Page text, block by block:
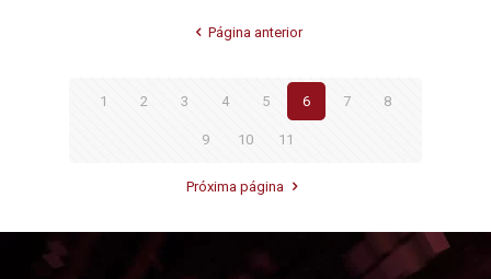
Página anterior
1 2 3 4 5 6 7 8
9 10 11
Próxima página